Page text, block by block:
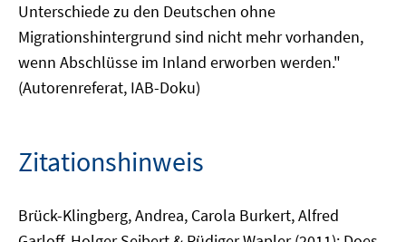
Unterschiede zu den Deutschen ohne
Migrationshintergrund sind nicht mehr vorhanden,
wenn Abschlüsse im Inland erworben werden."
(Autorenreferat, IAB-Doku)
Zitationshinweis
Brück-Klingberg, Andrea, Carola Burkert, Alfred